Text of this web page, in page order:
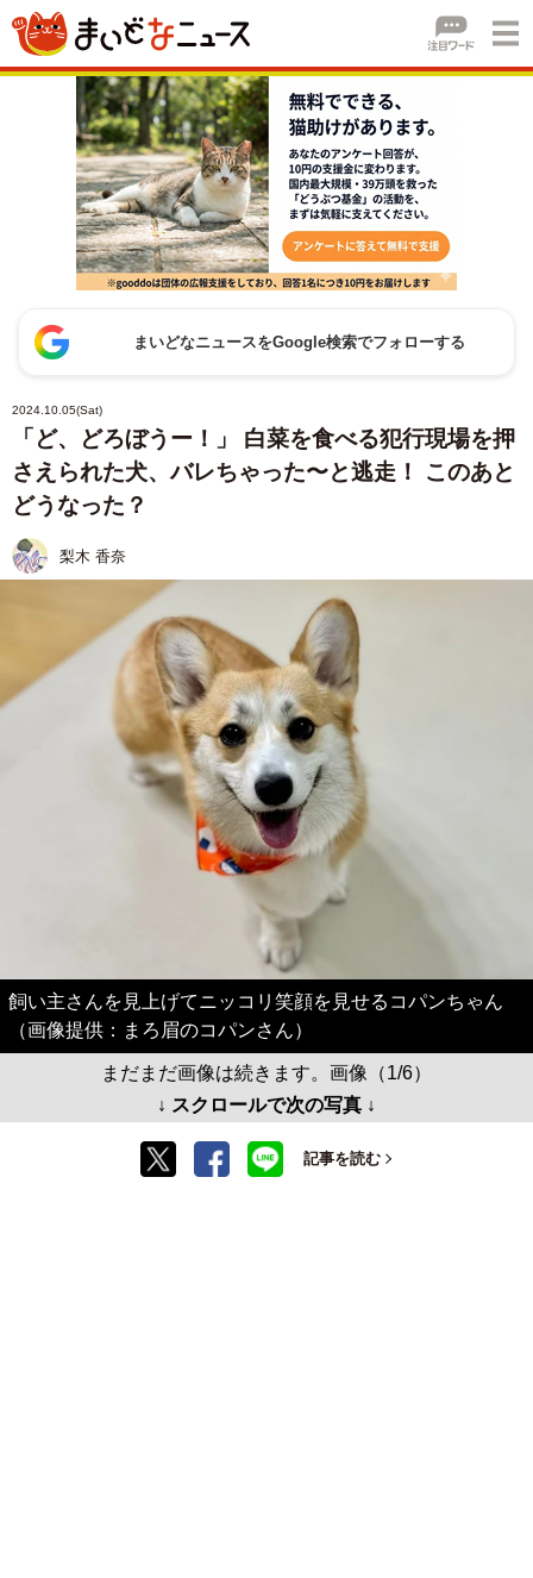
まいどなニュースをGoogle検索でフォローする
2024.10.05(Sat)
「ど、どろぼうー！」 白菜を食べる犯行現場を押
さえられた犬、バレちゃった〜と逃走！ このあと
どうなった？
梨木 香奈
飼い主さんを見上げてニッコリ笑顔を見せるコパンちゃん
（画像提供：まろ眉のコパンさん）
まだまだ画像は続きます。画像（1/6）
↓ スクロールで次の写真 ↓
記事を読む